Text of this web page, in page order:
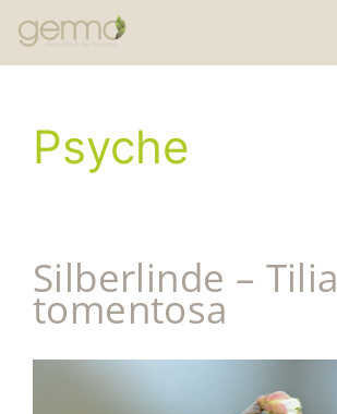
Psyche
Silberlinde – Tilia
tomentosa